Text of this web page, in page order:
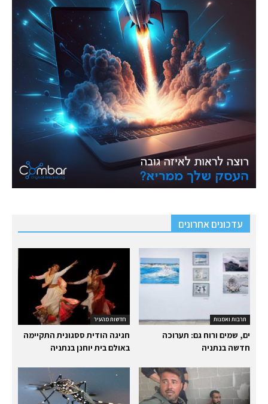
עדכונים אחרונים
חדשות מהעיר
חגיגה הודית ססגונית התקיימה
באולם בית יוחנן בנתניה
תרבות ואמנות
ים, שמים ורוח גם: תערוכה
חדשה בנתניה